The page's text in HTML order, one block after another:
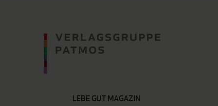
LEBE GUT MAGAZIN